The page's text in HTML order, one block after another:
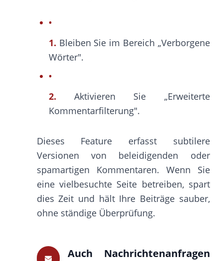
1. Bleiben Sie im Bereich „Verborgene
Wörter".
2.Aktivieren Sie „Erweiterte
Kommentarfilterung".
Dieses Feature erfasst subtilere
Versionen von beleidigenden oder
spamartigen Kommentaren. Wenn Sie
eine vielbesuchte Seite betreiben, spart
dies Zeit und hält Ihre Beiträge sauber,
ohne ständige Überprüfung.
Auch Nachrichtenanfragen